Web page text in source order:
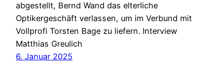
abgestellt, Bernd Wand das elterliche
Optikergeschäft verlassen, um im Verbund mit
Vollprofi Torsten Bage zu liefern. Interview
Matthias Greulich
6. Januar 2025